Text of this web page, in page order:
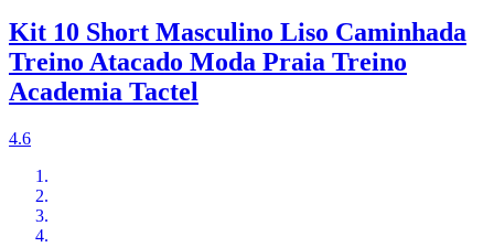
Kit 10 Short Masculino Liso Caminhada
Treino Atacado Moda Praia Treino
Academia Tactel
4.6